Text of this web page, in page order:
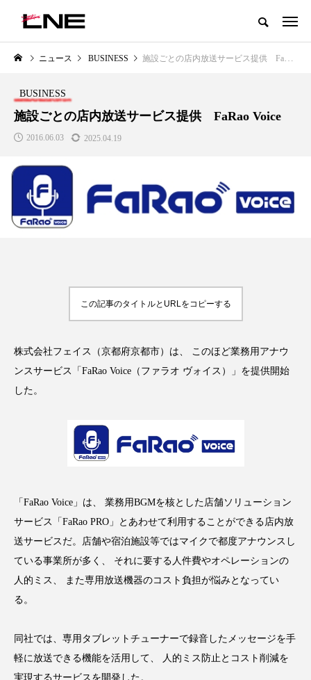
グローバルビューティ＆ヘルスケアビジネス誌
LIFESTYLE BUSINESS
2026.08.06
FEATURED
TAG LIST タグ一覧
AI B2B BeautyTech ChatGPT
Gemini Instagram SNS
TikTok アスタキサンチン
アンチエイジング アンチソリチュード
ニュース BUSINESS 施設ごとの店内放送サービス提供 FaRao Voice
BUSINESS
施設ごとの店内放送サービス提供 FaRao Voice
2016.06.03 2025.04.19
この記事のタイトルとURLをコピーする
株式会社フェイス（京都府京都市）は、 このほど業務用アナウ
ンスサービス「FaRao Voice（ファラオ ヴォイス）」を提供開始
した。
「FaRao Voice」は、 業務用BGMを核とした店舗ソリューション
サービス「FaRao PRO」とあわせて利用することができる店内放
送サービスだ。店舗や宿泊施設等ではマイクで都度アナウンスし
ている事業所が多く、 それに要する人件費やオペレーションの
人的ミス、 また専用放送機器のコスト負担が悩みとなってい
る。
同社では、専用タブレットチューナーで録音したメッセージを手
軽に放送できる機能を活用して、 人的ミス防止とコスト削減を
実現するサービスを開発した。